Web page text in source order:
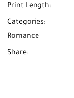
Print Length:
Categories:
Romance
Share: